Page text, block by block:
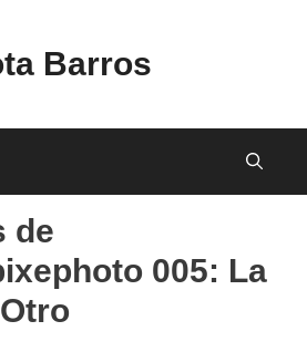
Barros
de
005: La